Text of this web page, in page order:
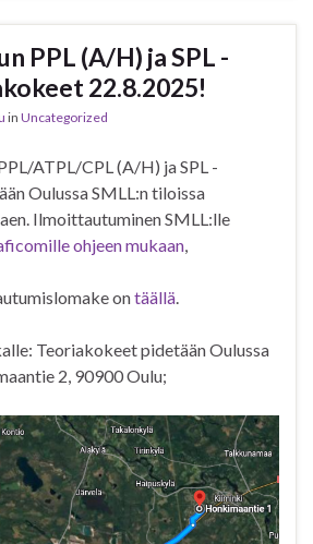
PPL (A/H) ja SPL -
22.8.2025!
in Uncategorized
ATPL/CPL (A/H) ja SPL -
Oulussa SMLL:n tiloissa
Ilmoittautuminen SMLL:lle
ohjeen mukaan,
ontäällä.
Teoriakokeet pidetään Oulussa
2, 90900 Oulu;